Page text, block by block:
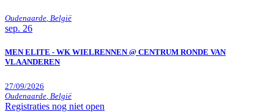
Oudenaarde België
sep. 26
MEN ELITE - WK WIELRENNEN @ CENTRUM RONDE VAN
VLAANDEREN
27/09/2026
Oudenaarde, België
Registraties nog niet open